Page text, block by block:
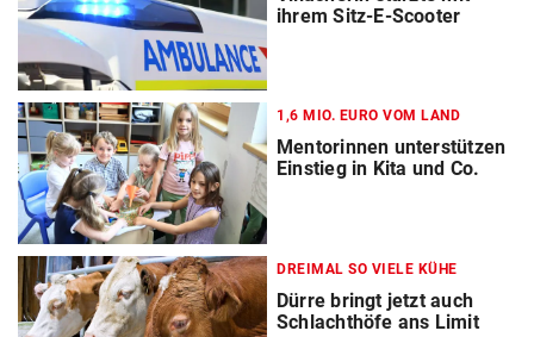
ihrem Sitz-E-Scooter
1,6 MIO. EURO VOM LAND
Mentorinnen unterstützen
Einstieg in Kita und Co.
DREIMAL SO VIELE KÜHE
Dürre bringt jetzt auch
Schlachthöfe ans Limit